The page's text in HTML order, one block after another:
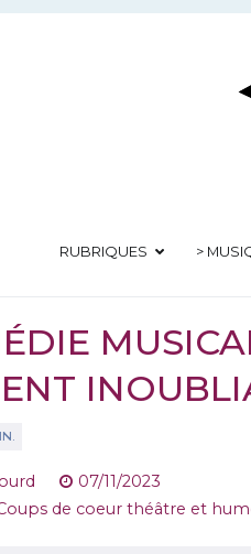
RUBRIQUES >
07/11/2023
de coeur théâtre et